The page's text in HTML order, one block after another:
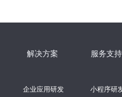
解决方案
企业应用研发
服务支持
小程序研